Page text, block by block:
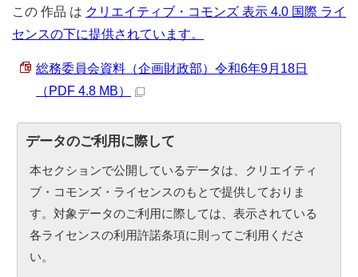
この 作品 は クリエイティブ・コモンズ 表示 4.0 国際 ライ
センスの下に提供されています。
総務委員会資料（企画財政部）令和6年9月18日
（PDF 4.8 MB）
データのご利用に際して
本セクションで公開しているデータは、クリエイティ
ブ・コモンズ・ライセンスのもとで提供しておりま
す。対象データのご利用に際しては、表示されている
各ライセンスの利用許諾条項に則ってご利用くださ
い。